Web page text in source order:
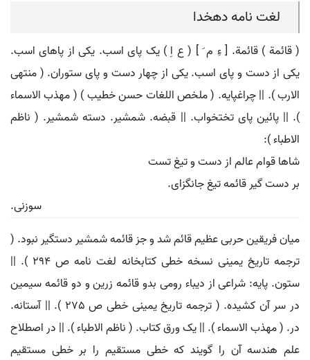
لغت نامه دهخدا
( قائمة ) قائمة. [ ءِ م َ ] ( ع اِ ) یک پای اسب. یکی از پاهای اسب.
یکی از دست و پای اسب. یکی از چهار دست و پای ستوران. ( منتهی
الارب ). || چراغپایه. ( ملخص اللغات حسن خطیب ) ( مهذب الاسماء
). || پائین پای تختخواب. || قبضه. شمشیر. دسته شمشیر. ( ناظم
الاطباء ):
شاها قوام عالم از دست و تیغ تست
بر دست گیر قائمه تیغ جانگزای.
سوزنی.
میان فریقین حربی عظیم قائم شد و جز قائمه شمشیر دستگیر نبود. (
ترجمه تاریخ یمینی نسخه خطی کتابخانه لغت نامه ص 294 ). ||
ستون. پایه: شراعی از دیباء رومی بدو قائمه زرین و دو قائمه سیمین
در سر آن کشیده. ( ترجمه تاریخ یمینی خطی ص 275 ). || آستانه.
در. ( مهذب الاسماء ). || یک ورق کتاب. ( ناظم الاطباء ). || در اصطلاح
علم هندسه آن را گویند که خطی مستقیم را بر خطی مستقیم